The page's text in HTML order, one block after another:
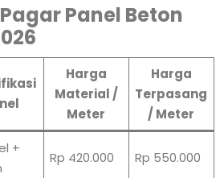
Panel Beton
Harga
Material /
Meter
Harga
Terpasang
/ Meter
+
Rp 420.000 Rp 550.000